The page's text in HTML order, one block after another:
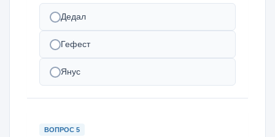
Дедал
Гефест
Янус
ВОПРОС 5